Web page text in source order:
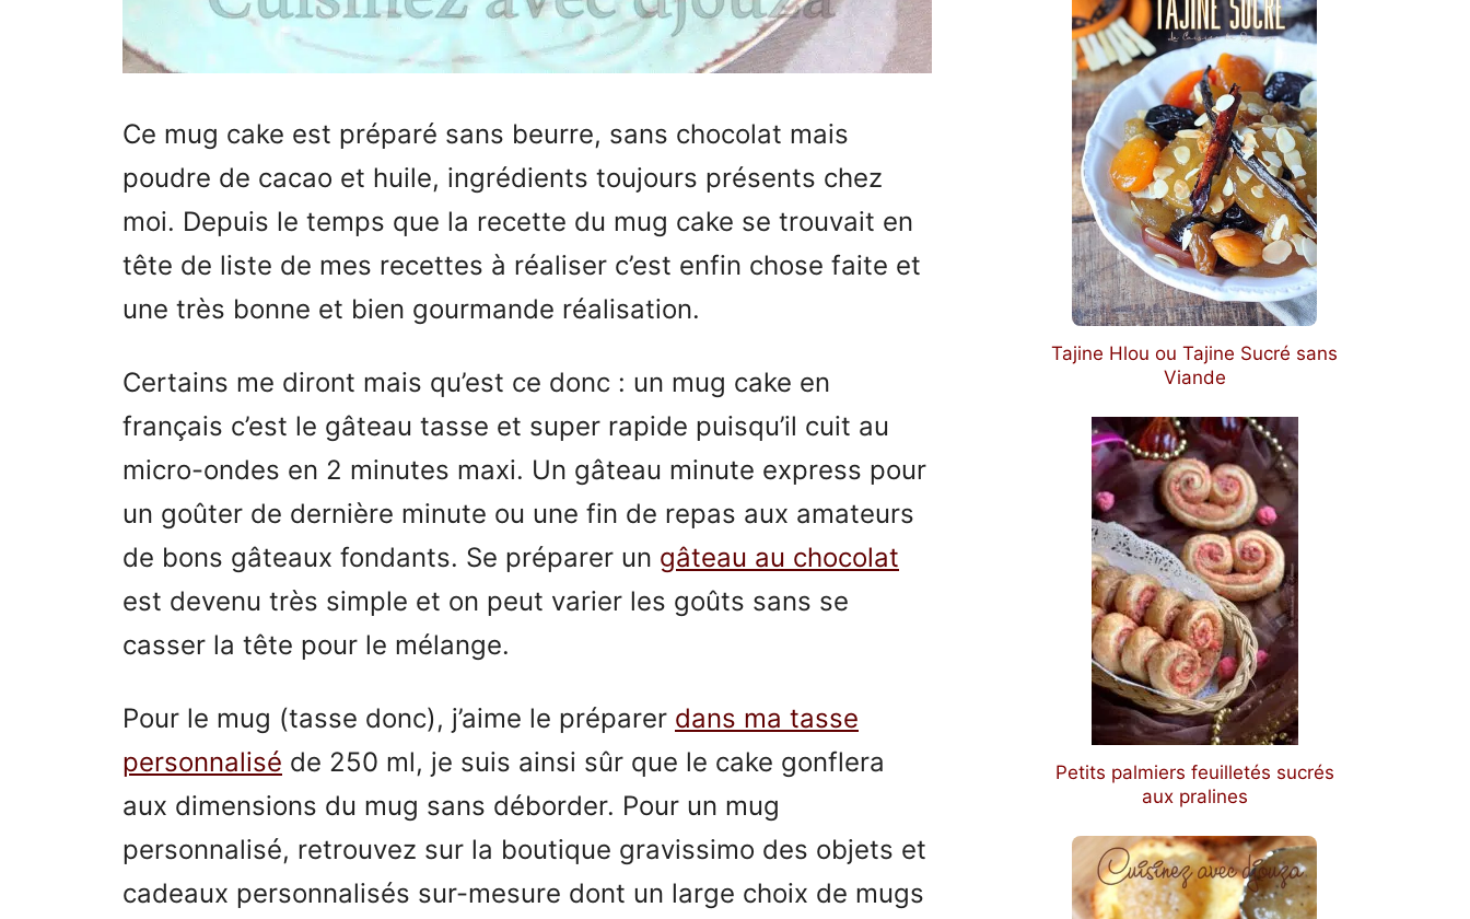
Ce mug cake est préparé sans beurre, sans chocolat mais
poudre de cacao et huile, ingrédients toujours présents chez
moi. Depuis le temps que la recette du mug cake se trouvait en
tête de liste de mes recettes à réaliser c’est enfin chose faite et
une très bonne et bien gourmande réalisation.
Certains me diront mais qu’est ce donc : un mug cake en
français c’est le gâteau tasse et super rapide puisqu’il cuit au
micro-ondes en 2 minutes maxi. Un gâteau minute express pour
un goûter de dernière minute ou une fin de repas aux amateurs
de bons gâteaux fondants. Se préparer un gâteau au chocolat
est devenu très simple et on peut varier les goûts sans se
casser la tête pour le mélange.
Pour le mug (tasse donc), j’aime le préparer dans ma tasse
personnalisé de 250 ml, je suis ainsi sûr que le cake gonflera
aux dimensions du mug sans déborder. Pour un mug
personnalisé, retrouvez sur la boutique gravissimo des objets et
cadeaux personnalisés sur-mesure dont un large choix de mugs
Tajine Hlou ou Tajine Sucré sans
Viande
Petits palmiers feuilletés sucrés
aux pralines